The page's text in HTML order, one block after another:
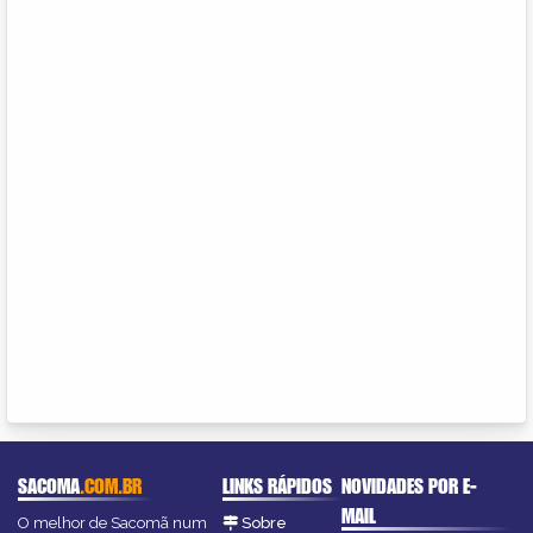
SACOMA.COM.BR
O melhor de Sacomã num
LINKS RÁPIDOS
Sobre
NOVIDADES POR E-
MAIL